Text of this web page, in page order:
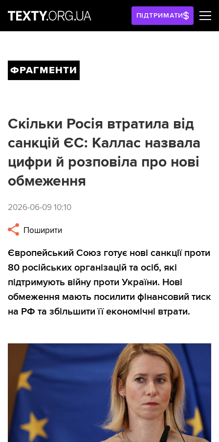
ПІДТРИМАТИ
ФРАГМЕНТИ
Скільки Росія втратила від
санкцій ЄС: Каллас назвала
цифри й розповіла про нові
обмеження
2026-06-09 10:10
Поширити
Європейський Союз готує нові санкції проти
80 російських організацій та осіб, які
підтримують війну проти України. Нові
обмеження мають посилити фінансовий тиск
на РФ та збільшити її економічні втрати.